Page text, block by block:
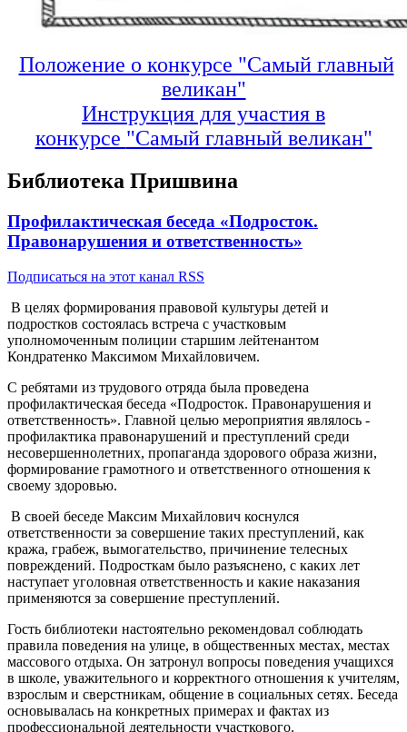
Положение о конкурсе "Самый главный
великан"
Инструкция для участия в
конкурсе "Самый главный великан"
Библиотека Пришвина
Профилактическая беседа «Подросток.
Правонарушения и ответственность»
Подписаться на этот канал RSS
В целях формирования правовой культуры детей и
подростков состоялась встреча с участковым
уполномоченным полиции старшим лейтенантом
Кондратенко Максимом Михайловичем.
С ребятами из трудового отряда была проведена
профилактическая беседа «Подросток. Правонарушения и
ответственность». Главной целью мероприятия являлось -
профилактика правонарушений и преступлений среди
несовершеннолетних, пропаганда здорового образа жизни,
формирование грамотного и ответственного отношения к
своему здоровью.
В своей беседе Максим Михайлович коснулся
ответственности за совершение таких преступлений, как
кража, грабеж, вымогательство, причинение телесных
повреждений. Подросткам было разъяснено, с каких лет
наступает уголовная ответственность и какие наказания
применяются за совершение преступлений.
Гость библиотеки настоятельно рекомендовал соблюдать
правила поведения на улице, в общественных местах, местах
массового отдыха. Он затронул вопросы поведения учащихся
в школе, уважительного и корректного отношения к учителям,
взрослым и сверстникам, общение в социальных сетях. Беседа
основывалась на конкретных примерах и фактах из
профессиональной деятельности участкового.